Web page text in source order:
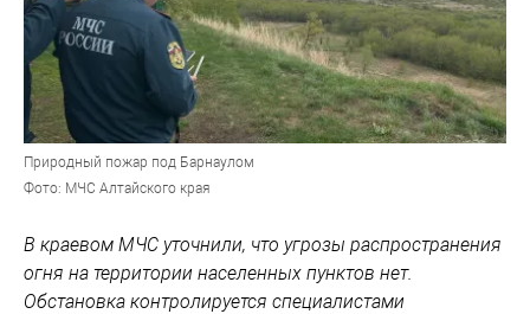
Природный пожар под Барнаулом
Фото: МЧС Алтайского края
В краевом МЧС уточнили, что угрозы распространения
огня на территории населенных пунктов нет.
Обстановка контролируется специалистами